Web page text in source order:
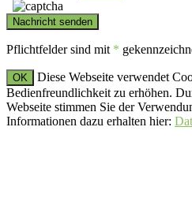
Pflichtfelder sind mit *
OK
Diese Webseite verwendet
Bedienfreundlichkeit zu erhöhen.
Webseite stimmen Sie der
Informationen dazu erhalten hier: